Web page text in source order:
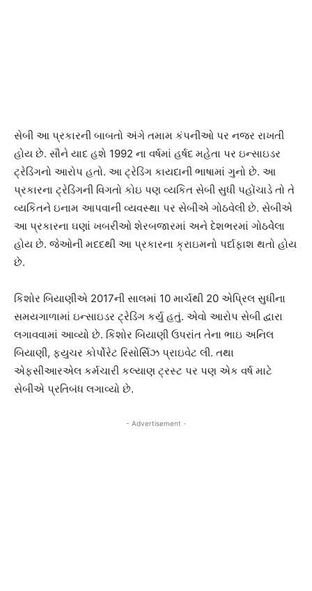
સેબી આ પ્રકારની બાબતો અંગે તમામ કંપનીઓ પર નજર રાખતી
હોય છે. સૌને યાદ હશે 1992 ના વર્ષમાં હર્ષદ મહેતા પર ઇન્સાઇડર
ટ્રેડિંગનો આરોપ હતો. આ ટ્રેડિંગ કાયદાની ભાષામાં ગુનો છે. આ
પ્રકારના ટ્રેડિંગની વિગતો કોઇ પણ વ્યકિત સેબી સુધી પહોંચાડે તો તે
વ્યકિતને ઇનામ આપવાની વ્યવસ્થા પર સેબીએ ગોઠવેલી છે. સેબીએ
આ પ્રકારના ઘણાં ખબરીઓ શેરબજારમાં અને દેશભરમાં ગોઠવેેલા
હોય છે. જેઓની મદદથી આ પ્રકારના ક્રાઇમનો પર્દાફાશ થતો હોય
છે.
કિશોર બિયાણીએ 2017ની સાલમાં 10 માર્ચથી 20 એપ્રિલ સુધીના
સમયગાળામાં ઇન્સાઇડર ટ્રેડિંગ કર્યુ હતું. એવો આરોપ સેબી દ્વારા
લગાવવામાં આવ્યો છે. કિશોર બિયાણી ઉપરાંત તેના ભાઇ અનિલ
બિયાણી, ફયુચર કોર્પોરેટ રિસોર્સિઝ પ્રાઇવેટ લી. તથા
એફસીઆરએલ કર્મચારી કલ્યાણ ટ્રસ્ટ પર પણ એક વર્ષ માટે
સેબીએ પ્રતિબંધ લગાવ્યો છે.
- Advertisement -